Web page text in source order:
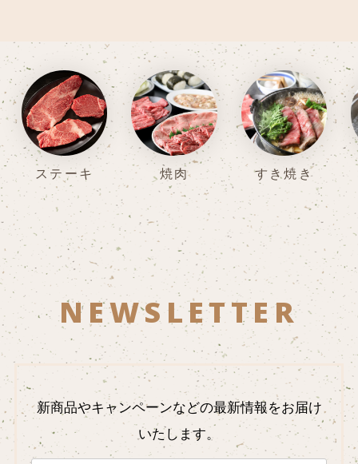
ステーキ 焼肉 すき焼き
NEWSLETTER
新商品やキャンペーンなどの最新情報をお届け
いたします。